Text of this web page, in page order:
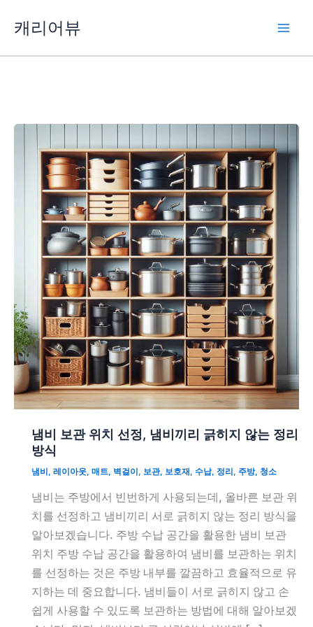
캐리어뷰
냄비 보관 위치 선정, 냄비끼리 긁히지 않는 정리
방식
냄비 , 레이아웃, 매트, 벽걸이 , 보관, 보호재 , 수납, 정리 , 주방, 청소
냄비는 주방에서 빈번하게 사용되는데, 올바른 보관 위
치를 선정하고 냄비끼리 서로 긁히지 않는 정리 방식을
알아보겠습니다. 주방 수납 공간을 활용한 냄비 보관
위치 주방 수납 공간을 활용하여 냄비를 보관하는 위치
를 선정하는 것은 주방 내부를 깔끔하고 효율적으로 유
지하는 데 중요합니다. 냄비들이 서로 긁히지 않고 손
쉽게 사용할 수 있도록 보관하는 방법에 대해 알아보겠